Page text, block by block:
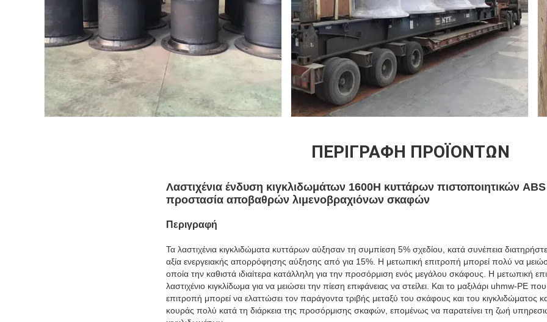
ΠΕΡΙΓΡΑΦΉ ΠΡΟΪΌΝΤΩΝ
Λαστιχένια ένδυση κιγκλιδωμάτων 1600H κυττάρων πιστοποιητικών ABS
προστασία αποβαθρών λιμενοβραχιόνων σκαφών
Περιγραφή
Τα λαστιχένια κιγκλιδώματα κυττάρων αύξησαν τη συμπίεση 5% σχεδίου, κατά συνέπεια
αξία ενεργειακής απορρόφησης αύξησης από για 15%. Η μετωπική επιτροπή μπορεί πολύ να
οποία την καθιστά ιδιαίτερα κατάλληλη για την προσόρμιση ενός μεγάλου σκάφους. Η μετωπική
λαστιχένιο κιγκλίδωμα για να μειώσει την πίεση επιφάνειας να στείλει. Και το μαξιλάρι uhmw-PE
επιτροπή μπορεί να ελαττώσει τον παράγοντα τριβής μεταξύ του σκάφους και του κιγκλιδώματος
κουράς πολύ κατά τη διάρκεια της προσόρμισης σκαφών, επομένως να παρατείνει τη ζωή